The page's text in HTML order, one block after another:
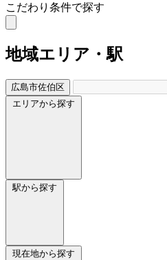
こだわり条件で探す
地域エリア・駅
広島市佐伯区
エリアから探す
駅から探す
現在地から探す